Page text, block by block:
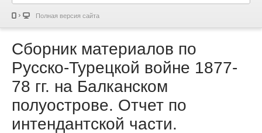
Полная версия сайта
Сборник материалов по
Русско-Турецкой войне 1877-
78 гг. на Балканском
полуострове. Отчет по
интендантской части.